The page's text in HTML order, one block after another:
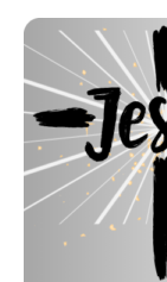
content